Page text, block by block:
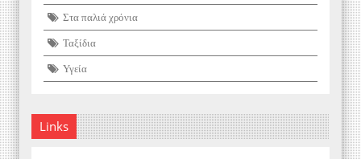
Στα παλιά χρόνια
Ταξίδια
Υγεία
Links